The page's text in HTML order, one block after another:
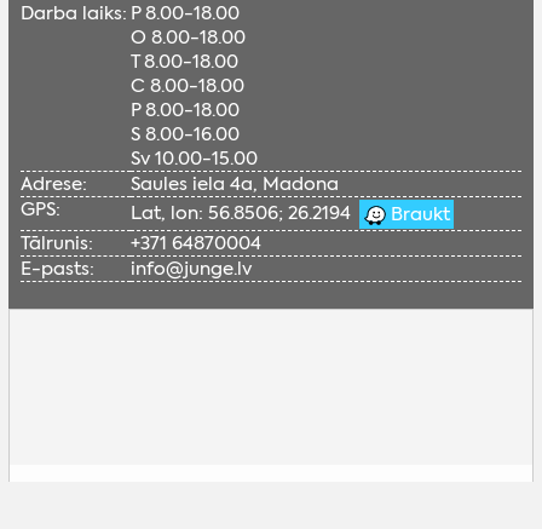
Darba laiks: P 8.00-18.00
O 8.00-18.00
T 8.00-18.00
C 8.00-18.00
P 8.00-18.00
S 8.00-16.00
Sv 10.00-15.00
Adrese:
Saules iela 4a, Madona
GPS:
Lat, lon: 56.8506; 26.2194
Braukt
Tālrunis:
+371 64870004
E-pasts:
info@junge.lv